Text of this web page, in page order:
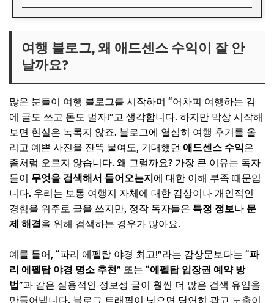
📌 지금 뜨는 꿀정보! 놓치지 마세요
추가할인 코드 WRVE6
핵심 비법 1: 키워드 리서치, 여행 블로그의 숨겨진 보물
여행 계획부터 검색 트렌드까지 읽어내는 힘
📌 지금 뜨는 꿀정보! 놓치지 마세요
추가할인 코드 WRVE6
핵심 비법 2: 독자를 붙잡는 매력적인 콘텐츠 전략
정보와 감성을 아우르는 글쓰기의 기술
📌 지금 뜨는 꿀정보! 놓치지 마세요
추가할인 코드 WRVE6
핵심 비법 3: 애드센스 광고 효율을 높이는 배치 전략
광고도 전략적으로! 수익을 극대화하는 노하우
📌 지금 뜨는 꿀정보! 놓치지 마세요
여행 블로그, 왜 애드센스 수익이 잘 안
날까요?
많은 분들이 여행 블로그를 시작하며 “어차피 여행하는 김
에 글도 쓰고 돈도 벌자!”고 생각합니다. 하지만 막상 시작해
보면 현실은 녹록지 않죠. 블로그에 열심히 여행 후기를 올
리고 예쁜 사진을 잔뜩 붙여도, 기대했던 애드센스 수익은
좀처럼 오르지 않습니다. 왜 그럴까요? 가장 큰 이유는 독자
들이 무엇을 검색해서 들어오는지에 대한 이해 부족 때문입
니다. 우리는 보통 여행지 자체에 대한 감상이나 개인적인
경험을 위주로 글을 쓰지만, 정작 독자들은 특정 정보나 문
제 해결을 위해 검색하는 경우가 많아요.
예를 들어, “파리 에펠탑 야경 최고!”라는 감상문보다는 “파
리 에펠탑 야경 명소 추천” 또는 “에펠탑 입장권 예약 방
법”과 같은 실용적인 정보성 글이 훨씬 더 많은 검색 유입을
만들어냅니다. 블로그 트래픽이 낮으면 당연히 광고 노출이